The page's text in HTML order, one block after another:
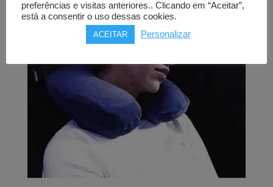
preferências e visitas anteriores.. Clicando em “Aceitar”,
está a consentir o uso dessas cookies.
ACEITAR Personalizar